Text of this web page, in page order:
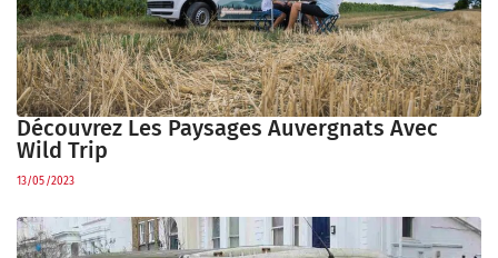
Découvrez Les Paysages Auvergnats Avec
Wild Trip
13/05/2023